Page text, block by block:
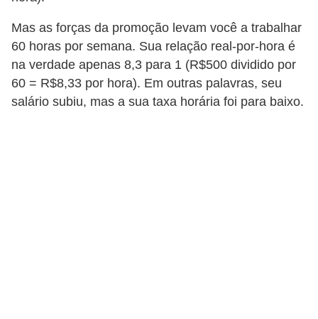
Mas as forças da promoção levam você a trabalhar
60 horas por semana. Sua relação real-por-hora é
na verdade apenas 8,3 para 1 (R$500 dividido por
60 = R$8,33 por hora). Em outras palavras, seu
salário subiu, mas a sua taxa horária foi para baixo.
m
a
s
d